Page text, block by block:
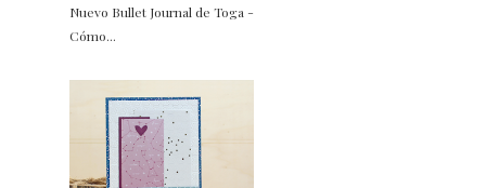
Nuevo Bullet Journal de Toga -
Cómo...